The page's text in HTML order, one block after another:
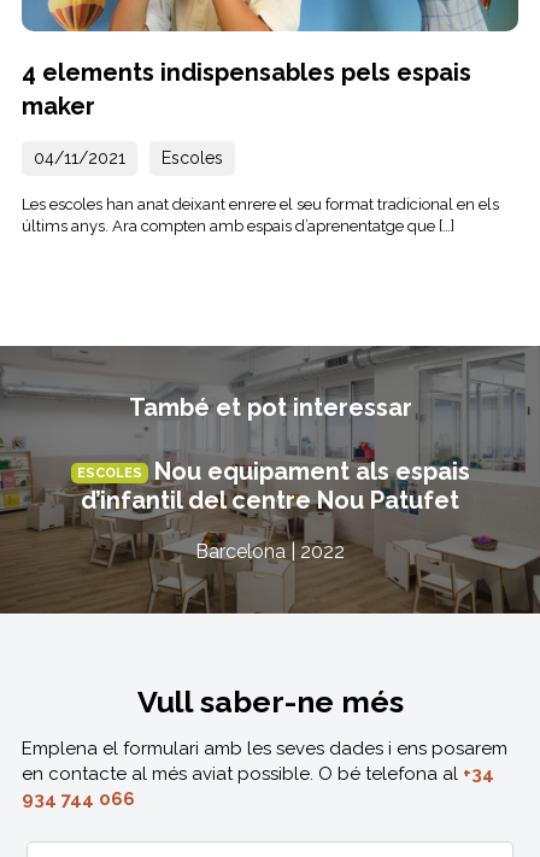
4 elements indispensables pels espais
maker
04/11/2021 Escoles
Les escoles han anat deixant enrere el seu format tradicional en els
últims anys. Ara compten amb espais d’aprenentatge que […]
També et pot interessar
ESCOLES Nou equipament als espais
d’infantil del centre Nou Patufet
Barcelona | 2022
Vull saber-ne més
Emplena el formulari amb les seves dades i ens posarem
en contacte al més aviat possible. O bé telefona al +34
934 744 066